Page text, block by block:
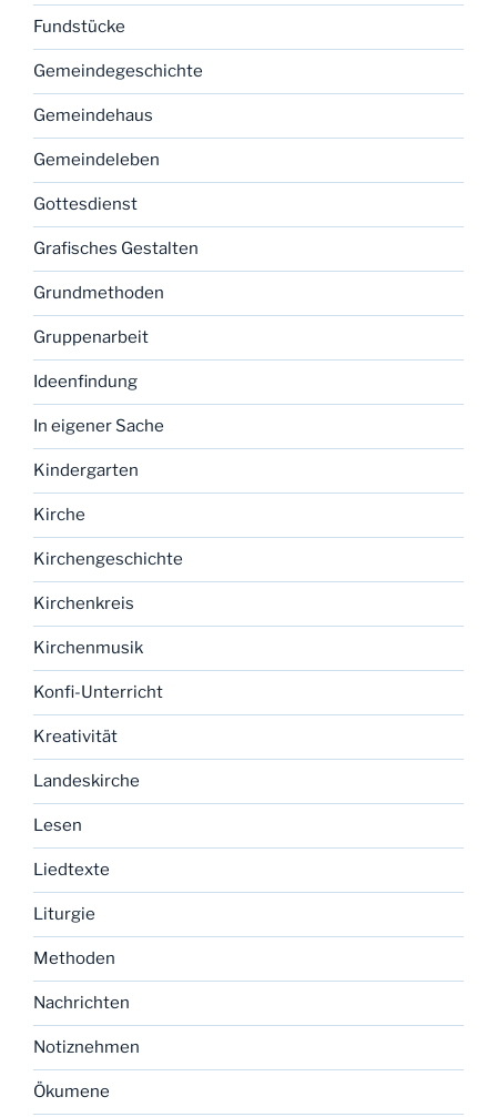
Fundstücke
Gemeindegeschichte
Gemeindehaus
Gemeindeleben
Gottesdienst
Grafisches Gestalten
Grundmethoden
Gruppenarbeit
Ideenfindung
In eigener Sache
Kindergarten
Kirche
Kirchengeschichte
Kirchenkreis
Kirchenmusik
Konfi-Unterricht
Kreativität
Landeskirche
Lesen
Liedtexte
Liturgie
Methoden
Nachrichten
Notiznehmen
Ökumene